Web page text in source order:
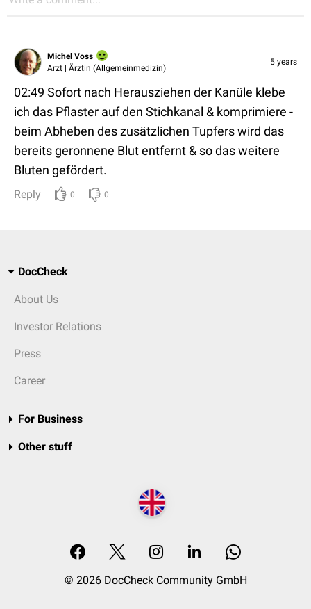
Michel Voss
Arzt | Ärztin (Allgemeinmedizin)
5 years
02:49 Sofort nach Herausziehen der Kanüle klebe
ich das Pflaster auf den Stichkanal & komprimiere -
beim Abheben des zusätzlichen Tupfers wird das
bereits geronnene Blut entfernt & so das weitere
Bluten gefördert.
Reply 0 0
DocCheck
About Us
Investor Relations
Press
Career
For Business
Other stuff
© 2026 DocCheck Community GmbH